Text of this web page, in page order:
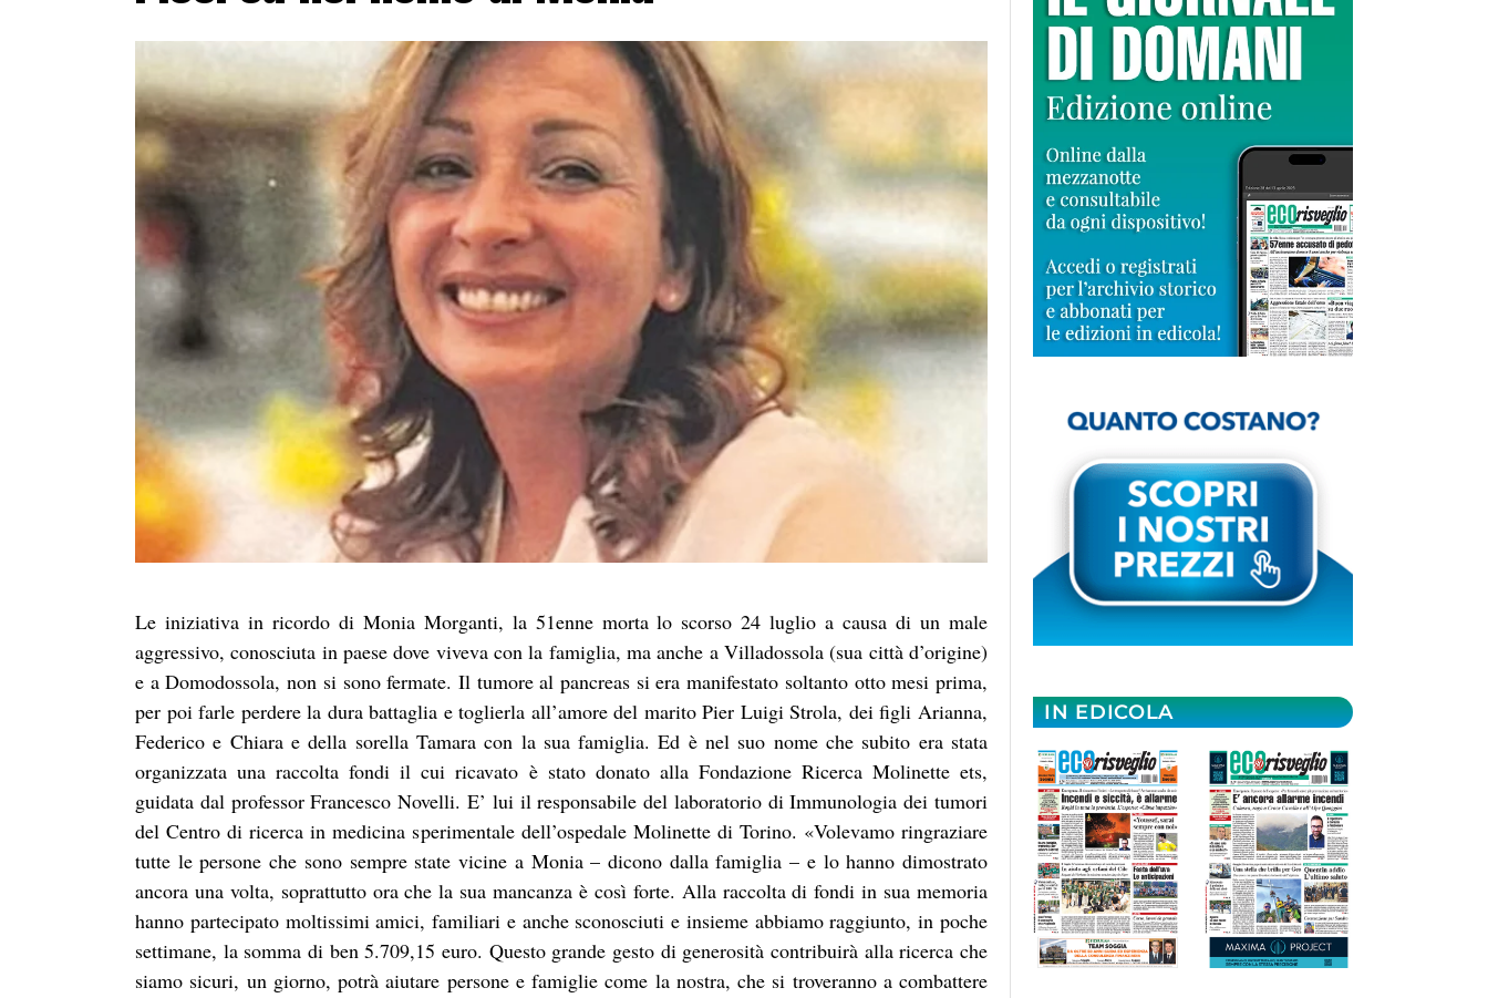
Le iniziativa in ricordo di Monia Morganti, la 51enne morta lo scorso 24 luglio a causa di un male
aggressivo, conosciuta in paese dove viveva con la famiglia, ma anche a Villadossola (sua città d’origine)
e a Domodossola, non si sono fermate. Il tumore al pancreas si era manifestato soltanto otto mesi prima,
per poi farle perdere la dura battaglia e toglierla all’amore del marito Pier Luigi Strola, dei figli Arianna,
Federico e Chiara e della sorella Tamara con la sua famiglia. Ed è nel suo nome che subito era stata
organizzata una raccolta fondi il cui ricavato è stato donato alla Fondazione Ricerca Molinette ets,
guidata dal professor Francesco Novelli. E’ lui il responsabile del laboratorio di Immunologia dei tumori
del Centro di ricerca in medicina sperimentale dell’ospedale Molinette di Torino. «Volevamo ringraziare
tutte le persone che sono sempre state vicine a Monia – dicono dalla famiglia – e lo hanno dimostrato
ancora una volta, soprattutto ora che la sua mancanza è così forte. Alla raccolta di fondi in sua memoria
hanno partecipato moltissimi amici, familiari e anche sconosciuti e insieme abbiamo raggiunto, in poche
settimane, la somma di ben 5.709,15 euro. Questo grande gesto di generosità contribuirà alla ricerca che
siamo sicuri, un giorno, potrà aiutare persone e famiglie come la nostra, che si troveranno a combattere
IN EDICOLA